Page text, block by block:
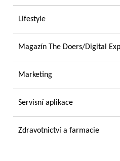
Lifestyle
Magazín The Doers/Digital
Marketing
Servisní aplikace
Zdravotnictví a farmacie